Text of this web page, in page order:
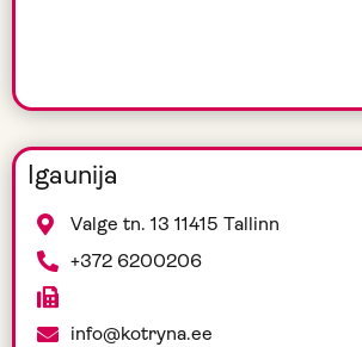
Igaunija
Valge tn. 13 11415 Tallinn
+372 6200206
info@kotryna.ee